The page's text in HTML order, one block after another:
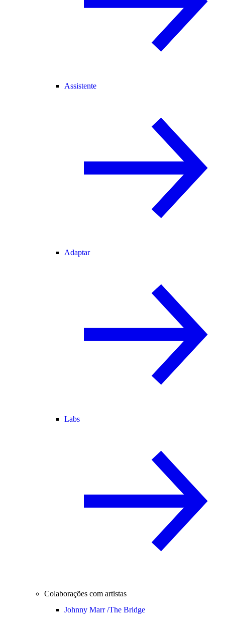
Assistente
Adaptar
Labs
Colaborações com artistas
Johnny Marr /The Bridge